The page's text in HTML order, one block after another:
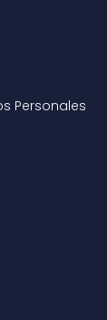
Personales